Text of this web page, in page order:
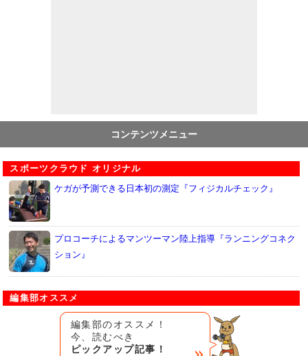
コンテンツメニュー
スポーツクラウド オリジナル
ケガが予測できる日本初の測定『フィジカルチェック』
プロコーチによるマンツーマン陸上指導『ランニングコネク
ション』
編集部オススメ
編集部のオススメ！
今、読むべき
ピックアップ記事！